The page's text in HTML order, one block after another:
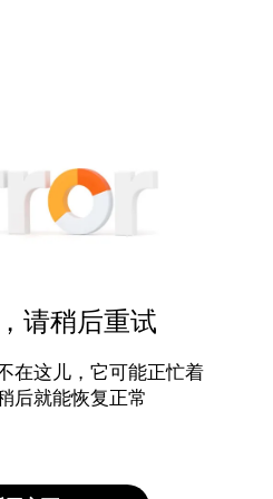
请稍后重试
在这儿，它可能正忙着
后就能恢复正常